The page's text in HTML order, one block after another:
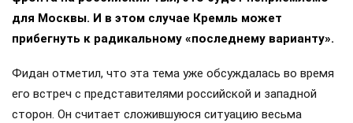
для Москвы. И в этом случае Кремль может
прибегнуть к радикальному «последнему варианту».
Фидан отметил, что эта тема уже обсуждалась во время
его встреч с представителями российской и западной
сторон. Он считает сложившуюся ситуацию весьма